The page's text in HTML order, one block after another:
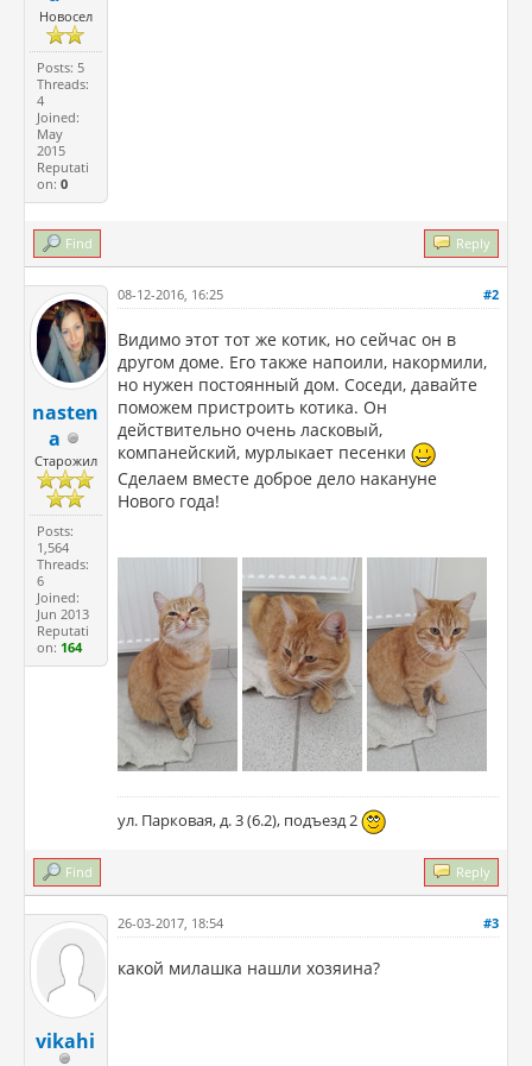
Новосел
Posts: 5
Threads:
4
Joined:
May
2015
Reputati
on:0
Find Reply
nasten
a
Старожил
Posts:
1,564
Threads:
6
Joined:
Jun 2013
Reputati
on: 164
#2
08-12-2016, 16:25
Видимо этот тот же котик, но сейчас он в
другом доме. Его также напоили, накормили,
но нужен постоянный дом. Соседи, давайте
поможем пристроить котика. Он
действительно очень ласковый,
компанейский, мурлыкает песенки
Сделаем вместе доброе дело накануне
Нового года!
ул. Парковая, д. 3 (6.2), подъезд 2
Find Reply
vikahi
#3
26-03-2017, 18:54
какой милашка нашли хозяина?